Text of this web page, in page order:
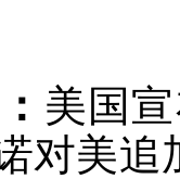
美国
对美追